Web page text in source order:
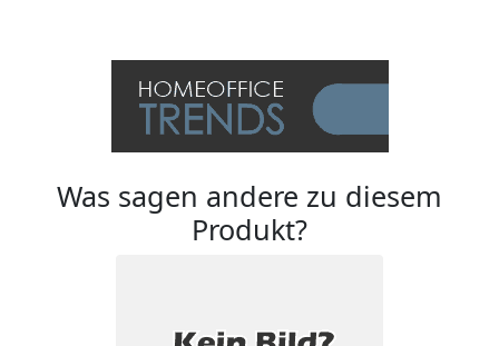
Was sagen andere zu diesem
Produkt?